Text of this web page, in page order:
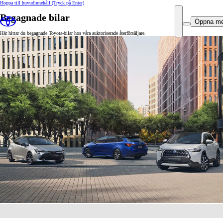
Hoppa till huvudinnehåll (Tryck på Enter)
Öppna
Begagnade bilar
Här hittar du begagnade Toyota-bilar hos våra auktoriserade återförsäljare.